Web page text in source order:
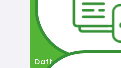
Daftar Pengguna